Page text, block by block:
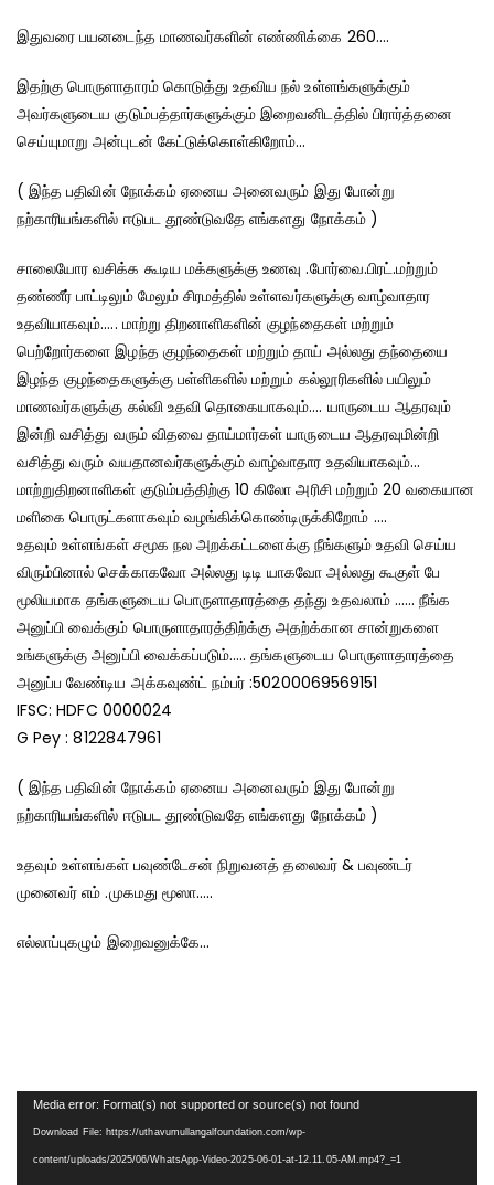
இதுவரை பயனடைந்த மாணவர்களின் எண்ணிக்கை 260….
இதற்கு பொருளாதாரம் கொடுத்து உதவிய நல் உள்ளங்களுக்கும்
அவர்களுடைய குடும்பத்தார்களுக்கும் இறைவனிடத்தில் பிரார்த்தனை
செய்யுமாறு அன்புடன் கேட்டுக்கொள்கிறோம்…
( இந்த பதிவின் நோக்கம் ஏனைய அனைவரும் இது போன்று
நற்காரியங்களில் ஈடுபட தூண்டுவதே எங்களது நோக்கம் )
சாலையோர வசிக்க கூடிய மக்களுக்கு உணவு .போர்வை.பிரட்.மற்றும்
தண்ணீர் பாட்டிலும் மேலும் சிரமத்தில் உள்ளவர்களுக்கு வாழ்வாதார
உதவியாகவும்….. மாற்று திறனாளிகளின் குழந்தைகள் மற்றும்
பெற்றோர்களை இழந்த குழந்தைகள் மற்றும் தாய் அல்லது தந்தையை
இழந்த குழந்தைகளுக்கு பள்ளிகளில் மற்றும் கல்லூரிகளில் பயிலும்
மாணவர்களுக்கு கல்வி உதவி தொகையாகவும்…. யாருடைய ஆதரவும்
இன்றி வசித்து வரும் விதவை தாய்மார்கள் யாருடைய ஆதரவுமின்றி
வசித்து வரும் வயதானவர்களுக்கும் வாழ்வாதார உதவியாகவும்…
மாற்றுதிறனாளிகள் குடும்பத்திற்கு 10 கிலோ அரிசி மற்றும் 20 வகையான
மளிகை பொருட்களாகவும் வழங்கிக்கொண்டிருக்கிறோம் ….
உதவும் உள்ளங்கள் சமூக நல அறக்கட்டளைக்கு நீங்களும் உதவி செய்ய
விரும்பினால் செக்காகவோ அல்லது டிடி யாகவோ அல்லது கூகுள் பே
மூலியமாக தங்களுடைய பொருளாதாரத்தை தந்து உதவலாம் …… நீங்க
அனுப்பி வைக்கும் பொருளாதாரத்திற்க்கு அதற்க்கான சான்றுகளை
உங்களுக்கு அனுப்பி வைக்கப்படும்….. தங்களுடைய பொருளாதாரத்தை
அனுப்ப வேண்டிய அக்கவுண்ட் நம்பர் :50200069569151
IFSC: HDFC 0000024
G Pey : 8122847961
( இந்த பதிவின் நோக்கம் ஏனைய அனைவரும் இது போன்று
நற்காரியங்களில் ஈடுபட தூண்டுவதே எங்களது நோக்கம் )
உதவும் உள்ளங்கள் பவுண்டேசன் நிறுவனத் தலைவர் & பவுண்டர்
முனைவர் எம் .முகமது மூஸா…..
எல்லாப்புகழும் இறைவனுக்கே…
Video
Player
Media error: Format(s) not supported or source(s) not found
Download File: https://uthavumullangalfoundation.com/wp-
content/uploads/2025/06/WhatsApp-Video-2025-06-01-at-12.11.05-AM.mp4?_=1